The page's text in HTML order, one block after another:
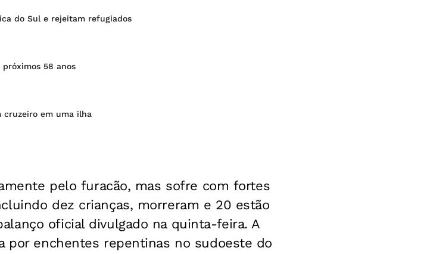
do Sul e rejeitam refugiados
58 anos
cruzeiro em uma ilha
pelo furacão, mas sofre com fortes
dez crianças, morreram e 20 estão
oficial divulgado na quinta-feira.A
por enchentes repentinas no sudoeste do